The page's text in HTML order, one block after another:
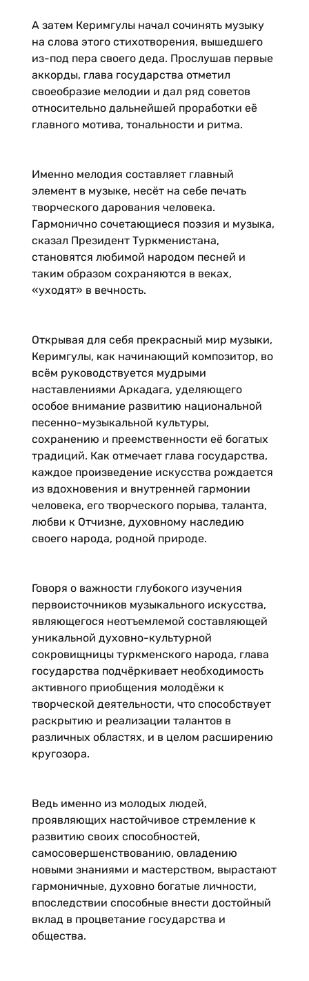
А затем Керимгулы начал сочинять музыку
на слова этого стихотворения, вышедшего
из-под пера своего деда. Прослушав первые
аккорды, глава государства отметил
своеобразие мелодии и дал ряд советов
относительно дальнейшей проработки её
главного мотива, тональности и ритма.
Именно мелодия составляет главный
элемент в музыке, несёт на себе печать
творческого дарования человека.
Гармонично сочетающиеся поэзия и музыка,
сказал Президент Туркменистана,
становятся любимой народом песней и
таким образом сохраняются в веках,
«уходят» в вечность.
Открывая для себя прекрасный мир музыки,
Керимгулы, как начинающий композитор, во
всём руководствуется мудрыми
наставлениями Аркадага, уделяющего
особое внимание развитию национальной
песенно-музыкальной культуры,
сохранению и преемственности её богатых
традиций. Как отмечает глава государства,
каждое произведение искусства рождается
из вдохновения и внутренней гармонии
человека, его творческого порыва, таланта,
любви к Отчизне, духовному наследию
своего народа, родной природе.
Говоря о важности глубокого изучения
первоисточников музыкального искусства,
являющегося неотъемлемой составляющей
уникальной духовно-культурной
сокровищницы туркменского народа, глава
государства подчёркивает необходимость
активного приобщения молодёжи к
творческой деятельности, что способствует
раскрытию и реализации талантов в
различных областях, и в целом расширению
кругозора.
Ведь именно из молодых людей,
проявляющих настойчивое стремление к
развитию своих способностей,
самосовершенствованию, овладению
новыми знаниями и мастерством, вырастают
гармоничные, духовно богатые личности,
впоследствии способные внести достойный
вклад в процветание государства и
общества.